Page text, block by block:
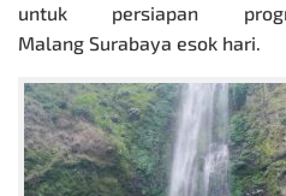
untuk persiapan
Malang Surabaya esok hari.